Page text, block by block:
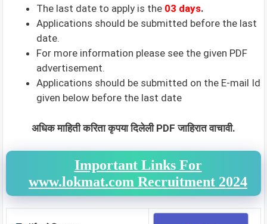
The last date to apply is the 03 days.
Applications should be submitted before the last
date.
For more information please see the given PDF
advertisement.
Applications should be submitted on the E-mail Id
given below before the last date
अधिक माहिती करिता कृपया दिलेली PDF जाहिरात वाचावी.
Important Links For
www.lokmat.com Recruitment 2024